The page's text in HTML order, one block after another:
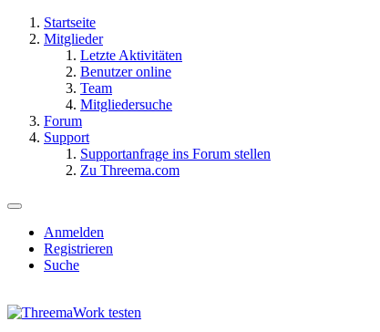
Startseite
Mitglieder
Letzte Aktivitäten
Benutzer online
Team
Mitgliedersuche
Forum
Support
Supportanfrage ins Forum stellen
Zu Threema.com
Anmelden
Registrieren
Suche